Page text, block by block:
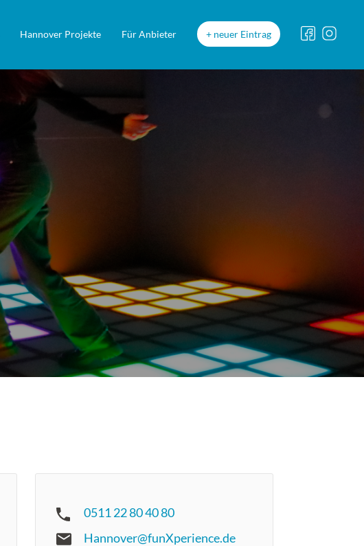
Hannover Projekte Für Anbieter neuer Eintrag
0511 22 80 40 80
Hannover@funXperience.de